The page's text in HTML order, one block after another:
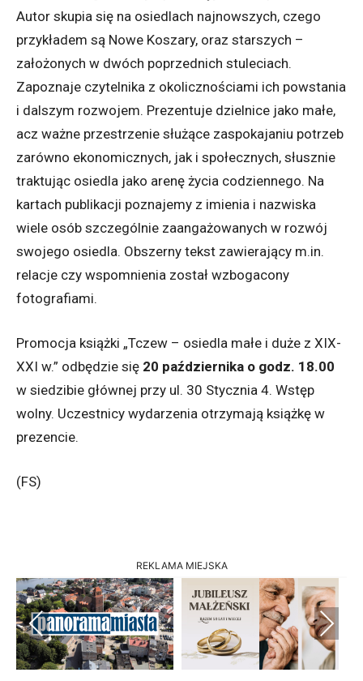
Autor skupia się na osiedlach najnowszych, czego
przykładem są Nowe Koszary, oraz starszych –
założonych w dwóch poprzednich stuleciach.
Zapoznaje czytelnika z okolicznościami ich powstania
i dalszym rozwojem. Prezentuje dzielnice jako małe,
acz ważne przestrzenie służące zaspokajaniu potrzeb
zarówno ekonomicznych, jak i społecznych, słusznie
traktując osiedla jako arenę życia codziennego. Na
kartach publikacji poznajemy z imienia i nazwiska
wiele osób szczególnie zaangażowanych w rozwój
swojego osiedla. Obszerny tekst zawierający m.in.
relacje czy wspomnienia został wzbogacony
fotografiami.
Promocja książki „Tczew – osiedla małe i duże z XIX-
XXI w.” odbędzie się 20 października o godz. 18.00
w siedzibie głównej przy ul. 30 Stycznia 4. Wstęp
wolny. Uczestnicy wydarzenia otrzymają książkę w
prezencie.
(FS)
REKLAMA MIEJSKA
Previous Next